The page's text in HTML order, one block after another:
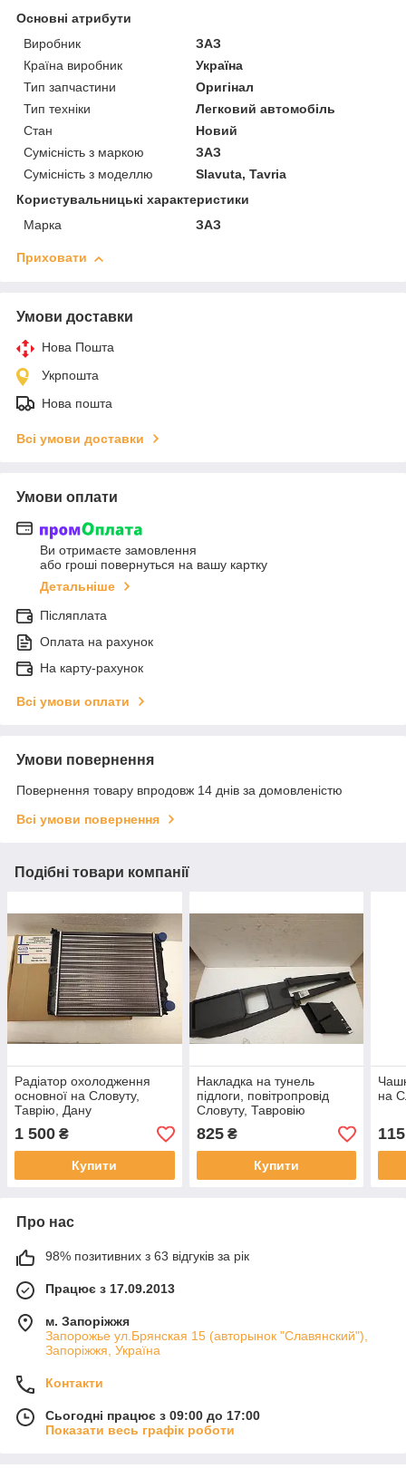
Основні атрибути
Виробник
ЗАЗ
Країна виробник
Україна
Тип запчастини
Оригінал
Тип техніки
Легковий автомобіль
Стан
Новий
Сумісність з маркою
ЗАЗ
Сумісність з моделлю
Slavuta, Tavria
Користувальницькі характеристики
Марка
ЗАЗ
Приховати
Умови доставки
Нова Пошта
Укрпошта
Нова пошта
Всі умови доставки
Умови оплати
Ви отримаєте замовлення
або гроші повернуться на вашу картку
Детальніше
Післяплата
Оплата на рахунок
На карту-рахунок
Всі умови оплати
Умови повернення
Повернення товару впродовж 14 днів за домовленістю
Всі умови повернення
Подібні товари компанії
Радіатор охолодження
основної на Словуту,
Таврію, Дану
1 500 ₴
Купити
Накладка на тунель
підлоги, повітропровід
Словуту, Тавровію
825₴
Купити
на
115
Про нас
98% позитивних з 63 відгуків за рік
Працює з 17.09.2013
м. Запоріжжя
Запорожье ул.Брянская 15 (авторынок "Славянский"),
Запоріжжя, Україна
Контакти
Сьогодні працює з 09:00 до 17:00
Показати весь графік роботи